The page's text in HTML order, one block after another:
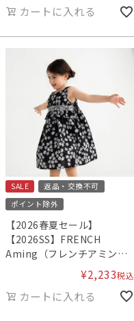
カートに入れる
SALE
返品・交換不可
ポイント除外
【2026春夏セール】
【2026SS】FRENCH
Aming（フレンチアミン
グ）スモッキングワンピー
¥2,233税込
カートに入れる